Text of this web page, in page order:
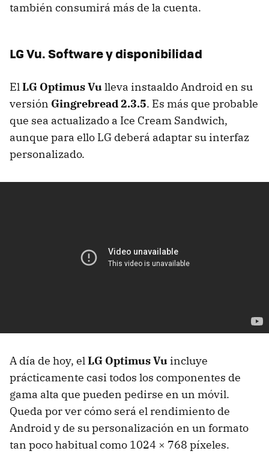
también consumirá más de la cuenta.
LG Vu. Software y disponibilidad
ElLG Optimus Vulleva instaaldo Android en su
versión Gingrebread 2.3.5. Es más que probable
que sea actualizado a Ice Cream Sandwich,
aunque para ello LG deberá adaptar su interfaz
personalizado.
A día de hoy, elLG Optimus Vu incluye
prácticamente casi todos los componentes de
gama alta que pueden pedirse en un móvil.
Queda por ver cómo será el rendimiento de
Android y de su personalización en un formato
tan poco habitual como 1024 × 768 píxeles.